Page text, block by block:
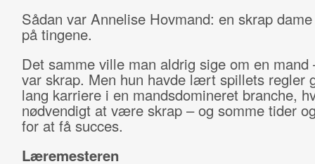
Sådan var Annelise Hovmand: en skrap
på tingene.
Det samme ville man aldrig sige om en mand
var skrap. Men hun havde lært spillets regler
lang karriere i en mandsdomineret branche,
nødvendigt at være skrap – og somme tider
for at få succes.
Læremesteren